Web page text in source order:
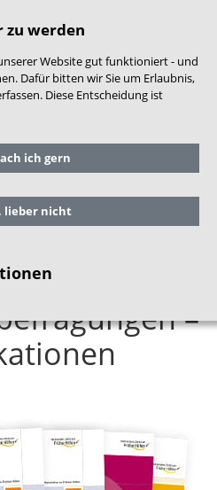
zu werden
Website gut funktioniert - und
Dafür bitten wir Sie um Erlaubnis,
Diese Entscheidung ist
ich gern
lieber nicht
Forschung im NZFH
–